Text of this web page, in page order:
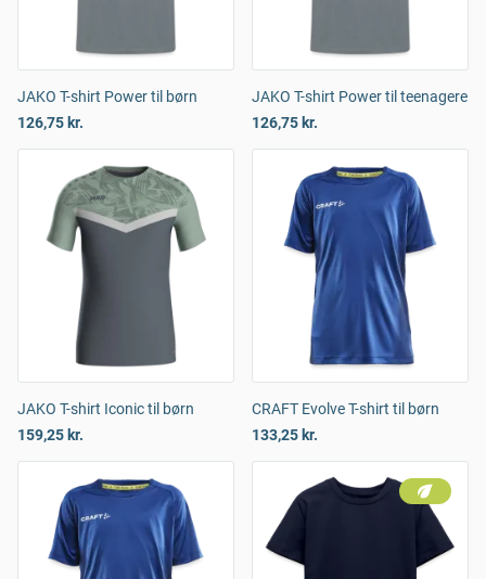
JAKO T-shirt Power til børn
126,75 kr.
JAKO T-shirt Power til teenagere
126,75 kr.
JAKO T-shirt Iconic til børn
159,25 kr.
CRAFT Evolve T-shirt til børn
133,25 kr.